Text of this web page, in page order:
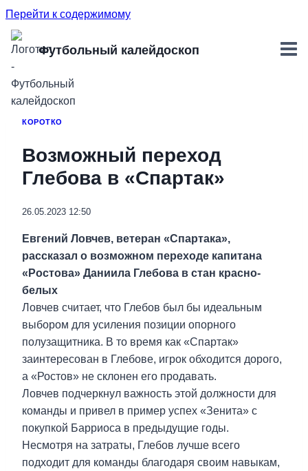
Перейти к содержимому
Футбольный калейдоскоп
КОРОТКО
Возможный переход
Глебова в «Спартак»
26.05.2023 12:50
Евгений Ловчев, ветеран «Спартака»,
рассказал о возможном переходе капитана
«Ростова» Даниила Глебова в стан красно-
белых
Ловчев считает, что Глебов был бы идеальным
выбором для усиления позиции опорного
полузащитника. В то время как «Спартак»
заинтересован в Глебове, игрок обходится дорого,
а «Ростов» не склонен его продавать.
Ловчев подчеркнул важность этой должности для
команды и привел в пример успех «Зенита» с
покупкой Барриоса в предыдущие годы.
Несмотря на затраты, Глебов лучше всего
подходит для команды благодаря своим навыкам,